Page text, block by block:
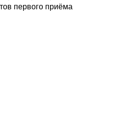
первого приёма